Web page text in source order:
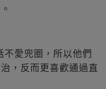
不愛兜圈，所以他們
，反而更喜歡通過直